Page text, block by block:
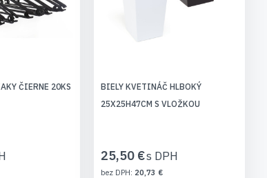
ČIERNE 20KS
BIELY KVETINÁČ HLBOKÝ
25X25H47CM S VLOŽKOU
25,50 €
20,73 €